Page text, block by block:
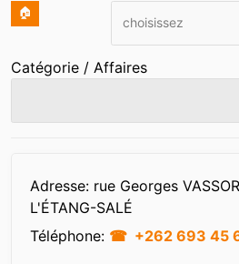
🏠
choisissez
Catégorie / Affaires
Adresse: rue Georges
L'ÉTANG-SALÉ
Téléphone:
+262 693 45